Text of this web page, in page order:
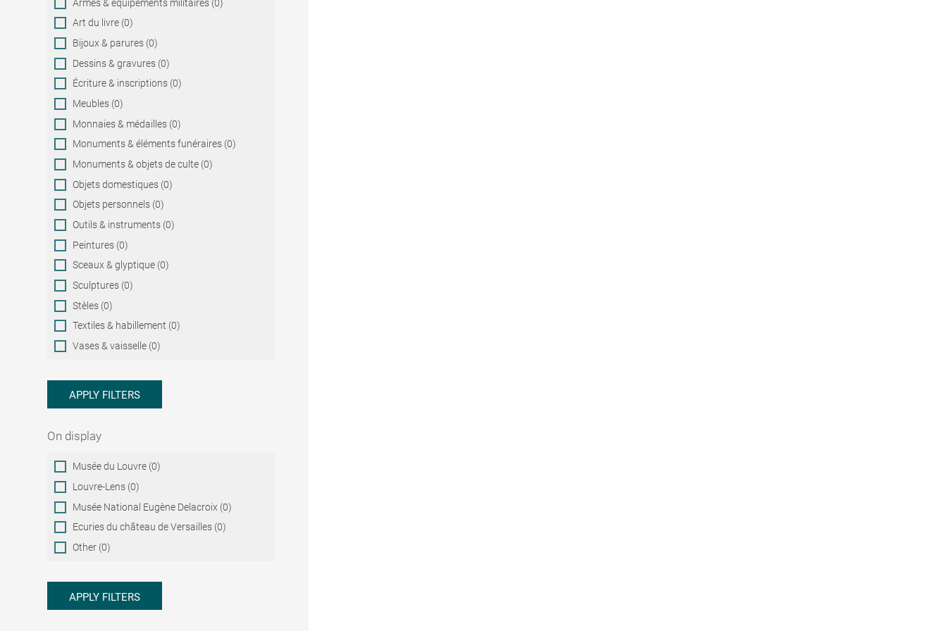
Armes & équipements militaires (0)
Art du livre (0)
Bijoux & parures (0)
Dessins & gravures (0)
Écriture & inscriptions (0)
Meubles (0)
Monnaies & médailles (0)
Monuments & éléments funéraires (0)
Monuments & objets de culte (0)
Objets domestiques (0)
Objets personnels (0)
Outils & instruments (0)
Peintures (0)
Sceaux & glyptique (0)
Sculptures (0)
Stèles (0)
Textiles & habillement (0)
Vases & vaisselle (0)
APPLY FILTERS
On display
On
display
Musée du Louvre (0)
Louvre-Lens (0)
Musée National Eugène Delacroix (0)
Ecuries du château de Versailles (0)
Other (0)
APPLY FILTERS